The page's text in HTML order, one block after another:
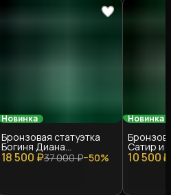
Новинка
18 500 ₽37 000 ₽−50%
Бронзовая статуэтка
Богиня Диана
(Артемида) — большая
Новинка
10 500 ₽
Сатир и